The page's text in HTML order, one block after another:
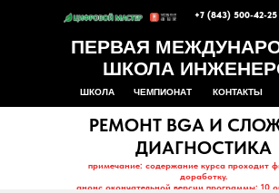
ШКОЛА ЧЕМПИОНАТ
ПЕРВАЯ
ШКОЛА
КОНТАКТЫ
+7 (843) 500-42-25
РЕМОНТ BGA И
ДИАГНОСТИКА
примечание: содержание курса проходит
доработку.
анонс окончательной версии программы: 10